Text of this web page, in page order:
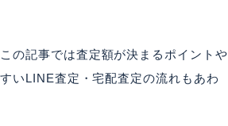
の記事では査定額が決まるポイントや
いLINE査定・宅配査定の流れもあわ